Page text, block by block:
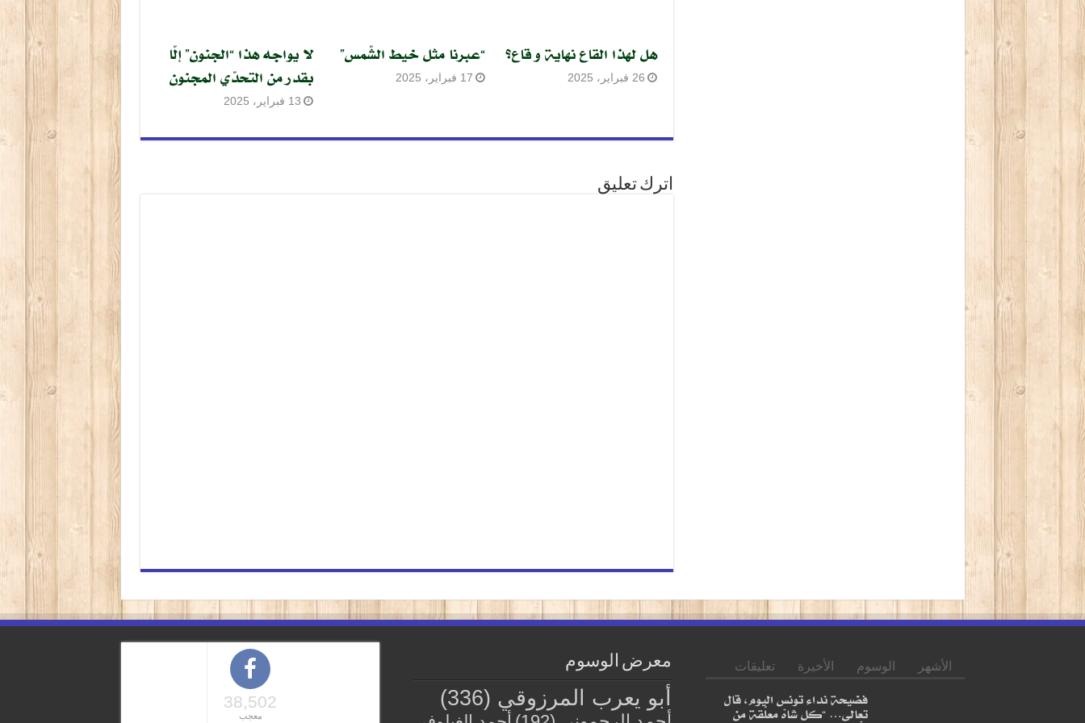
هل لهذا القاع نهاية و قاع؟
26 فبراير، 2025
“عبرنا مثل خيط الشّمس”
17 فبراير، 2025
لا يواجه هذا “الجنون” إلّا
بقدر من التحدّي المجنون
13 فبراير، 2025
اترك تعليق
الأشهر الوسوم الأخيرة تعليقات
فضيحة نداء تونس اليوم، قال
تعالى… “كل شاهْ معلّقة من
معرض الوسوم
أبو يعرب المرزوقي (336)
38,502
معجب